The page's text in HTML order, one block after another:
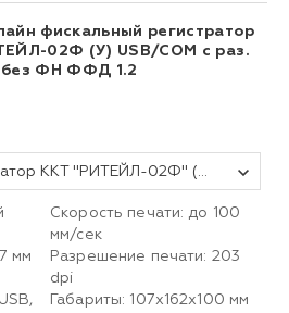
фискальный регистратор
02Ф (У) USB/COM с раз.
ФН ФФД 1.2
Фискальный регистратор ККТ "РИТЕЙЛ-02Ф" (У) USB/COM с раз. ДЯ (черный) без ФН
мм
Скорость печати: до 100
мм/сек
Разрешение печати: 203
dpi
Габариты: 107х162х100 мм